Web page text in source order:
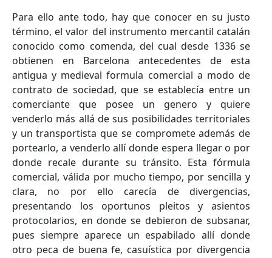
Para ello ante todo, hay que conocer en su justo
término, el valor del instrumento mercantil catalán
conocido como comenda, del cual desde 1336 se
obtienen en Barcelona antecedentes de esta
antigua y medieval formula comercial a modo de
contrato de sociedad, que se establecía entre un
comerciante que posee un genero y quiere
venderlo más allá de sus posibilidades territoriales
y un transportista que se compromete además de
portearlo, a venderlo allí donde espera llegar o por
donde recale durante su tránsito. Esta fórmula
comercial, válida por mucho tiempo, por sencilla y
clara, no por ello carecía de divergencias,
presentando los oportunos pleitos y asientos
protocolarios, en donde se debieron de subsanar,
pues siempre aparece un espabilado allí donde
otro peca de buena fe, casuística por divergencia